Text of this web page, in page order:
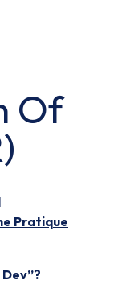
Of
Pratique
Dev”?